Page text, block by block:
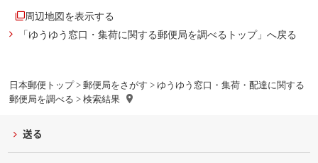
日本郵便トップ> 郵便局をさがす > ゆうゆう窓口・集荷・配達に関する
郵便局を調べる > 検索結果
周辺地図を表示する
「ゆうゆう窓口・集荷に関する郵便局を調べるトップ」へ戻る
送る